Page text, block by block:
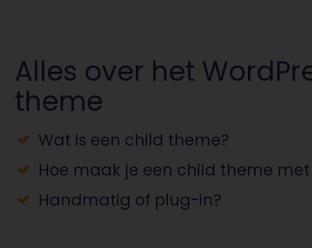
Alles over het
theme
Wat is een child theme?
Hoe maak je een child theme met
Handmatig of plug-in?